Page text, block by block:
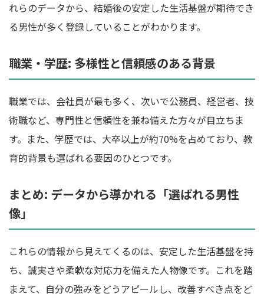
れらのデータから、結婚後の安定した生活基盤が期待でき
る男性が多く登録していることがわかります。
職業・学歴: 多様性と信頼感のある背景
職業では、会社員が最も多く、次いで公務員、経営者、技
術職など、専門性と信頼性を兼ね備えた方々が目立ちま
す。また、学歴では、大卒以上が約70%を占めており、教
育的背景も選ばれる要因のひとつです。
まとめ: データから導かれる「選ばれる男性
像」
これらの情報から見えてくるのは、安定した生活基盤を持
ち、誠実さや柔軟な対応力を備えた人物像です。これを踏
まえて、自分の強みをどうアピールし、改善すべき点をど